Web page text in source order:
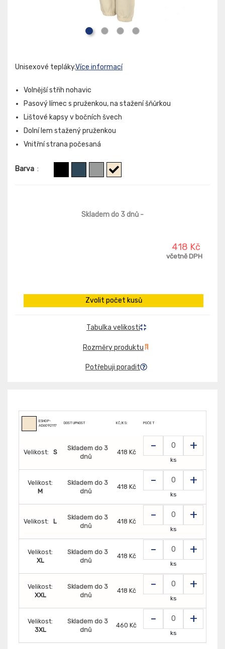
Unisexové tepláky.Více informací
Volnější střih nohavic
Pasový límec s pruženkou, na stažení šňůrkou
Lištové kapsy v bočních švech
Dolní lem stažený pruženkou
Vnitřní strana počesaná
Barva :
Skladem do 3 dnů -
418 Kč
včetně DPH
Zvolit počet kusů
Tabulka velikosti
Rozměry produktu
Potřebuji poradit
ESHOP-
AD6092117
DOSTUPNOST KČ/KS: POČET
Velikost: S
Skladem do 3
dnů
418 Kč - +
ks
Velikost:
M
Skladem do 3
dnů
418 Kč - +
ks
Velikost: L
Skladem do 3
dnů
418 Kč - +
ks
Velikost:
XL
Skladem do 3
dnů
418 Kč - +
ks
Velikost:
XXL
Skladem do 3
dnů
418 Kč - +
ks
Velikost:
3XL
Skladem do 3
dnů
460 Kč - +
ks